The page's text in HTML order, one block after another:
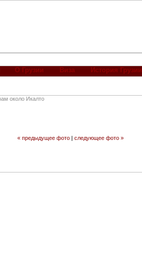
О Грузии Виза История Грузии
около Икалто
« предыдущее фото | следующее фото »